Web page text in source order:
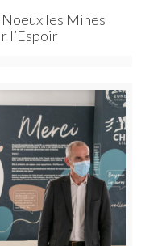
les Mines
l’Espoir